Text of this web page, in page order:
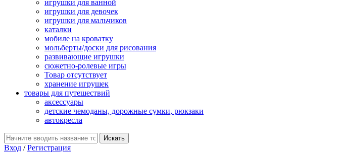
игрушки для ванной
игрушки для девочек
игрушки для мальчиков
каталки
мобиле на кроватку
мольберты/доски для рисования
развивающие игрушки
сюжетно-ролевые игры
Товар отсутствует
хранение игрушек
товары для путешествий
аксессуары
детские чемоданы, дорожные сумки, рюкзаки
автокресла
Вход /Регистрация